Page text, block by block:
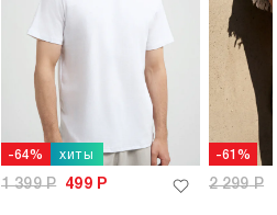
-64% хиты
1 399Р 499Р
-61%
2 299Р